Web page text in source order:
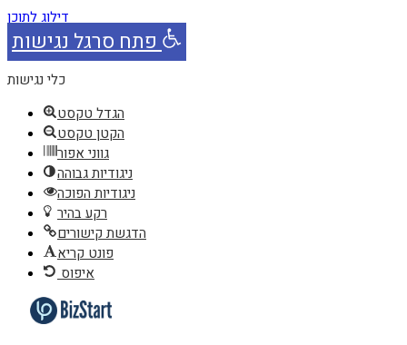
דילוג לתוכן
פתח סרגל נגישות
כלי נגישות
הגדל טקסט
הקטן טקסט
גווני אפור
ניגודיות גבוהה
ניגודיות הפוכה
רקע בהיר
הדגשת קישורים
פונט קריא
איפוס